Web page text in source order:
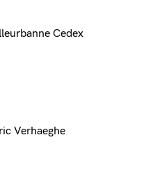
Cedex
Verhaeghe